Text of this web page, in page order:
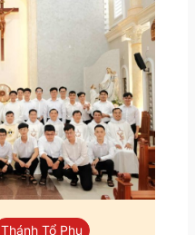
Thánh Tổ Phụ